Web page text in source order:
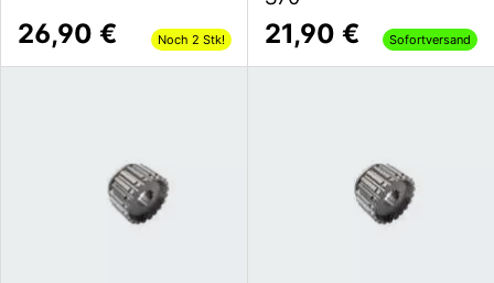
26,90 € Noch 2 Stk! 21,90 € Sofortversand